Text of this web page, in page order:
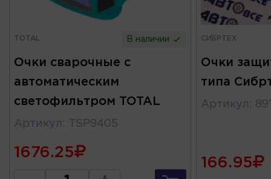
TOTAL В наличии
Очки сварочные с
автоматическим
светофильтром TOTAL
Артикул : TSP9405
1676.25
СИБРТЕХ
Очки
типа
Артикул :
166.95